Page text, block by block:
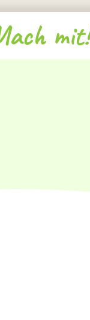
mit!